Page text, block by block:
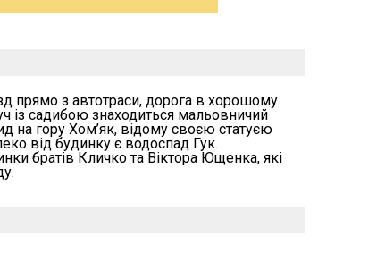
прямо з автотраси, дорога в хорошому
із садибою знаходиться мальовничий
на гору Хом’як, відому своєю статуєю
від будинку є водоспад Гук.
братів Кличко та Віктора Ющенка, які